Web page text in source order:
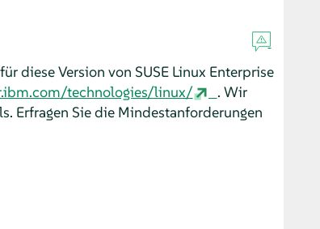
diese Version von SUSE Linux Enterprise
technologies/linux/
. Wir
Erfragen Sie die Mindestanforderungen